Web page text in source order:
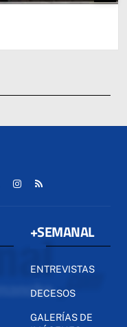
+SEMANAL
ENTREVISTAS
DECESOS
GALERÍAS DE